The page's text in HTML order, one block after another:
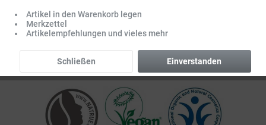
Artikel in den Warenkorb legen
Merkzettel
Artikelempfehlungen und vieles mehr
Einverstanden
Schließen